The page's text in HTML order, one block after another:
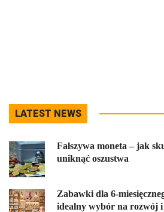
LATEST NEWS
Fałszywa moneta – jak
uniknąć oszustwa
Zabawki dla 6-
idealny wybór na rozwój i